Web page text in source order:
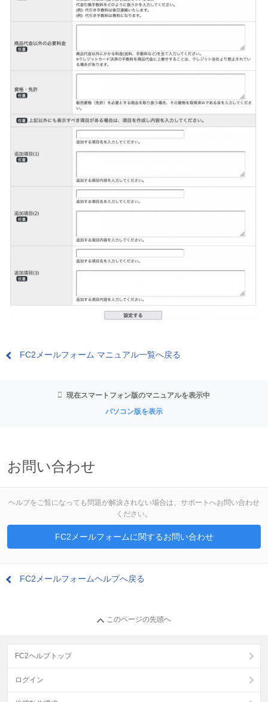
FC2メールフォーム マニュアル一覧へ戻る
現在スマートフォン版のマニュアルを表示中
パソコン版を表示
お問い合わせ
ヘルプをご覧になっても問題が解決されない場合は、サポートへお問い合わせ
ください。
FC2メールフォームに関するお問い合わせ
FC2メールフォームヘルプへ戻る
このページの先頭へ
FC2ヘルプトップ
ログイン